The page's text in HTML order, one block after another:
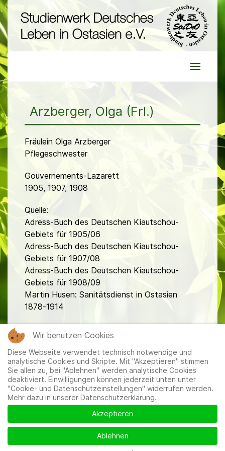
Arzberger, Olga (Frl.)
Fräulein Olga Arzberger
Pflegeschwester
Gouvernements-Lazarett
1905, 1907, 1908
Quelle:
Adress-Buch des Deutschen Kiautschou-
Gebiets für 1905/06
Adress-Buch des Deutschen Kiautschou-
Gebiets für 1907/08
Adress-Buch des Deutschen Kiautschou-
Gebiets für 1908/09
Martin Husen: Sanitätsdienst in Ostasien
1878-1914
Mitglieder|Impressum|Datenschutzerklärung|Cookie-
und Datenschutzeinstellungen
Wir benutzen Cookies
Diese Webseite verwendet technisch notwendige und
analytische Cookies und Skripte. Mit "Akzeptieren" stimmen
Sie allen zu, bei "Ablehnen" werden analytische Cookies
deaktiviert. Einwilligungen können jederzeit unten unter
"Cookie- und Datenschutzeinstellungen" widerrufen werden.
Mehr dazu in unserer Datenschutzerklärung.
Akzeptieren
Ablehnen